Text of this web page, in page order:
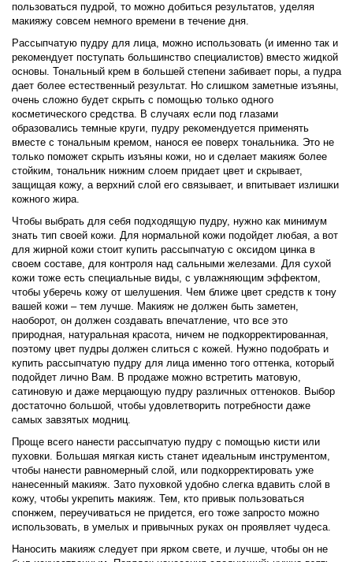
пользоваться пудрой, то можно добиться результатов, уделяя
макияжу совсем немного времени в течение дня.
Рассыпчатую пудру для лица, можно использовать (и именно так и
рекомендует поступать большинство специалистов) вместо жидкой
основы. Тональный крем в большей степени забивает поры, а пудра
дает более естественный результат. Но слишком заметные изъяны,
очень сложно будет скрыть с помощью только одного
косметического средства. В случаях если под глазами
образовались темные круги, пудру рекомендуется применять
вместе с тональным кремом, нанося ее поверх тональника. Это не
только поможет скрыть изъяны кожи, но и сделает макияж более
стойким, тональник нижним слоем придает цвет и скрывает,
защищая кожу, а верхний слой его связывает, и впитывает излишки
кожного жира.
Чтобы выбрать для себя подходящую пудру, нужно как минимум
знать тип своей кожи. Для нормальной кожи подойдет любая, а вот
для жирной кожи стоит купить рассыпчатую с оксидом цинка в
своем составе, для контроля над сальными железами. Для сухой
кожи тоже есть специальные виды, с увлажняющим эффектом,
чтобы уберечь кожу от шелушения. Чем ближе цвет средств к тону
вашей кожи – тем лучше. Макияж не должен быть заметен,
наоборот, он должен создавать впечатление, что все это
природная, натуральная красота, ничем не подкорректированная,
поэтому цвет пудры должен слиться с кожей. Нужно подобрать и
купить рассыпчатую пудру для лица именно того оттенка, который
подойдет лично Вам. В продаже можно встретить матовую,
сатиновую и даже мерцающую пудру различных оттеноков. Выбор
достаточно большой, чтобы удовлетворить потребности даже
самых завзятых модниц.
Проще всего нанести рассыпчатую пудру с помощью кисти или
пуховки. Большая мягкая кисть станет идеальным инструментом,
чтобы нанести равномерный слой, или подкорректировать уже
нанесенный макияж. Зато пуховкой удобно слегка вдавить слой в
кожу, чтобы укрепить макияж. Тем, кто привык пользоваться
спонжем, переучиваться не придется, его тоже запросто можно
использовать, в умелых и привычных руках он проявляет чудеса.
Наносить макияж следует при ярком свете, и лучше, чтобы он не